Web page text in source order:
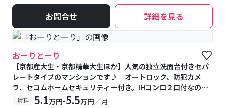
お問合せ 詳細を見る
おーりとーり
【京都産大生・京都精華大生ほか】人気の独立洗面台付きセパ
レートタイプのマンションです♪ オートロック、防犯カメ
ラ、セコムホームセキュリティー付き。IHコンロ２口付なので
料理好きな方にもおすすめ。
賃料 5.1万円-5.5万円／月